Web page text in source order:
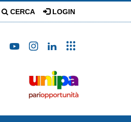
CERCA LOGIN